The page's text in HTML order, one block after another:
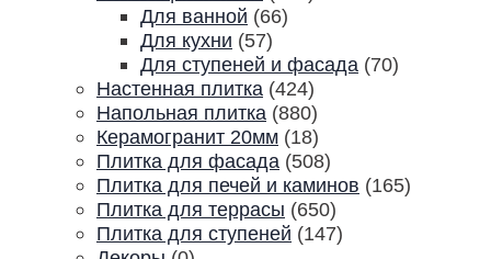
Для ванной (66)
Для кухни (57)
Для ступеней и фасада (70)
Настенная плитка (424)
Напольная плитка (880)
Керамогранит 20мм (18)
Плитка для фасада (508)
Плитка для печей и каминов (165)
Плитка для террасы (650)
Плитка для ступеней (147)